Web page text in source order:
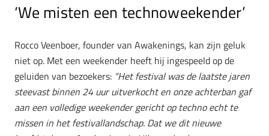
‘We misten een technoweekender’
Rocco Veenboer, founder van Awakenings, kan zijn geluk
niet op. Met een weekender heeft hij ingespeeld op de
geluiden van bezoekers: “Het festival was de laatste jaren
steevast binnen 24 uur uitverkocht en onze achterban gaf
aan een volledige weekender gericht op techno echt te
missen in het festivallandschap. Dat we dit nieuwe